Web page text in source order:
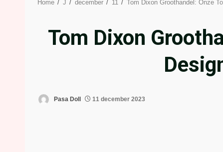
Home J december 11 Tom Dixon Groothandel: Onze
Tom Dixon
Pasa Doll 11 december 2023